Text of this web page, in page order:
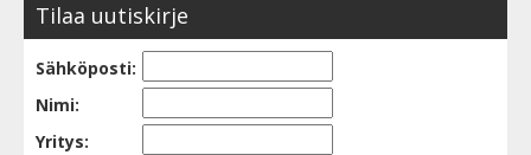
Tilaa uutiskirje
Sähköposti:
Nimi:
Yritys: